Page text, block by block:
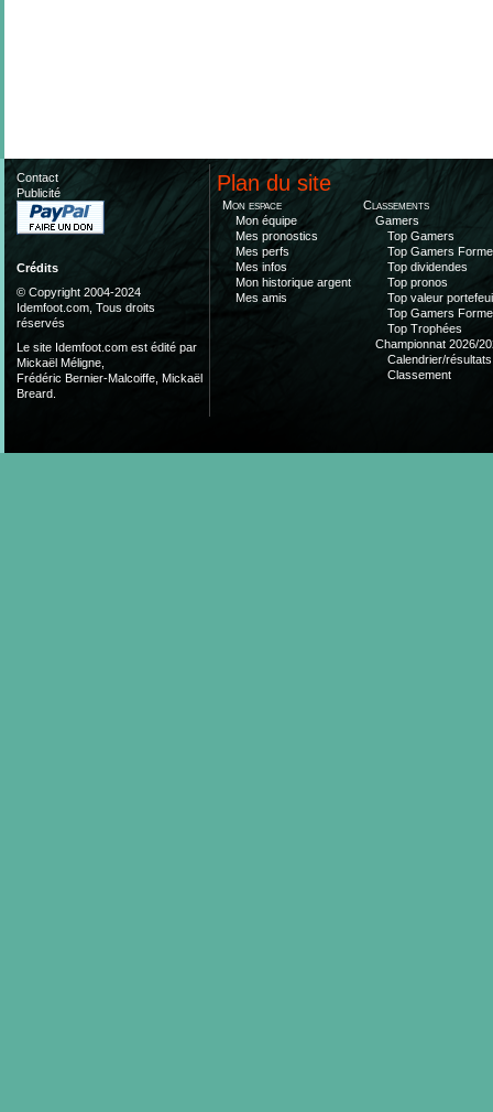
Contact
Publicité
Crédits
© Copyright 2004-2024
Idemfoot.com, Tous droits
réservés
Le site Idemfoot.com est édité par
Mickaël Méligne,
Frédéric Bernier-Malcoiffe, Mickaël
Breard.
Plan du site
Mon espace
Mon équipe
Mes pronostics
Mes perfs
Mes infos
Mon historique argent
Mes amis
Classements
Gamers
Top Gamers
Top Gamers Forme
Top dividendes
Top pronos
Top valeur
Top Gamers Forme
Top Trophées
Championnat 2026/
Calendrier/résultats
Classement